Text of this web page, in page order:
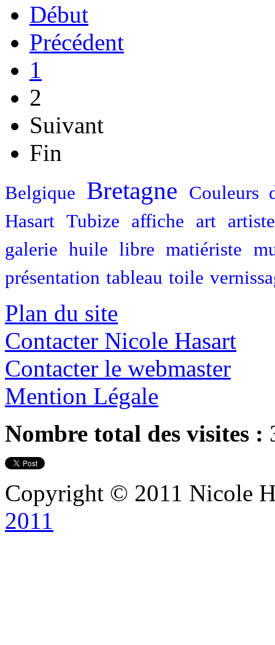
Début
Précédent
1
2
Suivant
Fin
Belgique Bretagne Couleurs
Hasart Tubize affiche art artiste
galerie huile libre matiériste
présentation tableau toile
Plan du site
Contacter Nicole Hasart
Contacter le webmaster
Mention Légale
Nombre total des visites :
Copyright © 2011 Nicole
2011